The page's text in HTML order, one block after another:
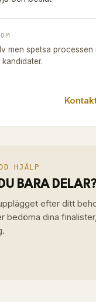
men spetsa processen
HJÄLP
BARA
efter ditt
bedöma dina